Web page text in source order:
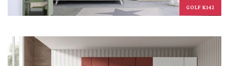
GOLF K142